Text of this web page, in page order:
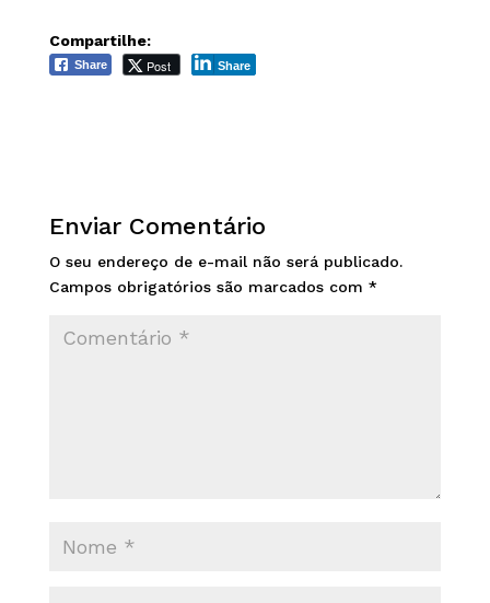
Compartilhe:
Share Post Share
Enviar Comentário
O seu endereço de e-mail não será publicado.
Campos obrigatórios são marcados com *